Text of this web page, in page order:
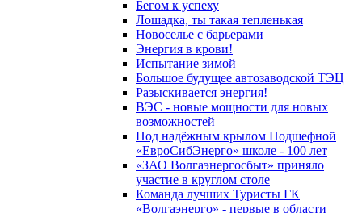
Бегом к успеху
Лошадка, ты такая тепленькая
Новоселье с барьерами
Энергия в крови!
Испытание зимой
Большое будущее автозаводской ТЭЦ
Разыскивается энергия!
ВЭС - новые мощности для новых
возможностей
Под надёжным крылом Подшефной
«ЕвроСибЭнерго» школе - 100 лет
«ЗАО Волгаэнергосбыт» приняло
участие в круглом столе
Команда лучших Туристы ГК
«Волгаэнерго» - первые в области